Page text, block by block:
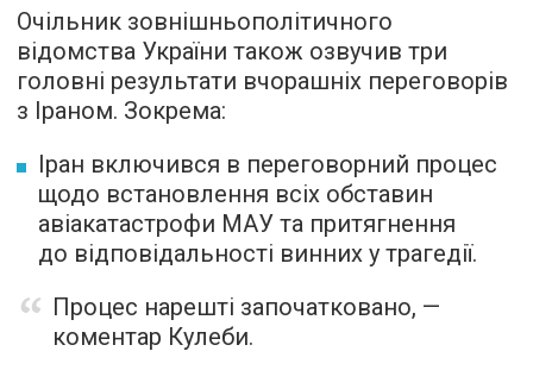
Очільник зовнішньополітичного
відомства України також озвучив три
головні результати вчорашніх переговорів
з Іраном. Зокрема:
Іран включився в переговорний процес
щодо встановлення всіх обставин
авіакатастрофи МАУ та притягнення
до відповідальності винних у трагедії.
Процес нарешті започатковано, —
коментар Кулеби.